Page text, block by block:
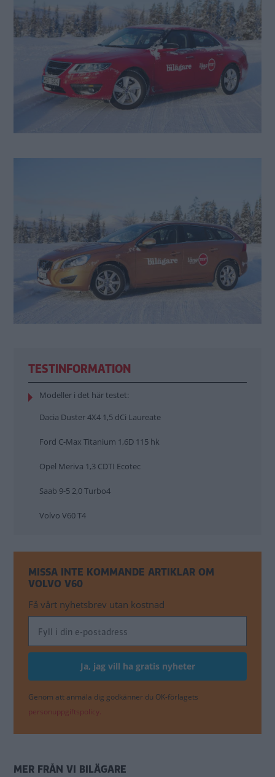
TESTINFORMATION
Modeller i det här testet:
Dacia Duster 4X4 1,5 dCi Laureate
Ford C-Max Titanium 1,6D 115 hk
Opel Meriva 1,3 CDTI Ecotec
Saab 9-5 2,0 Turbo4
Volvo V60 T4
MISSA INTE KOMMANDE ARTIKLAR OM
VOLVO V60
Få vårt nyhetsbrev utan kostnad
Genom att anmäla dig godkänner du OK-förlagets
personuppgiftspolicy.
MER FRÅN VI BILÄGARE